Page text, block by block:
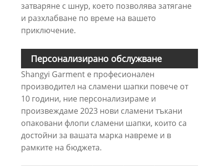
затваряне с шнур, което позволява затягане
и разхлабване по време на вашето
приключение.
Персонализирано обслужване
Shangyi Garment е професионален
производител на сламени шапки повече от
10 години, ние персонализираме и
произвеждаме 2023 нови сламени тъкани
опаковани флопи сламени шапки, които са
достойни за вашата марка навреме и в
рамките на бюджета.